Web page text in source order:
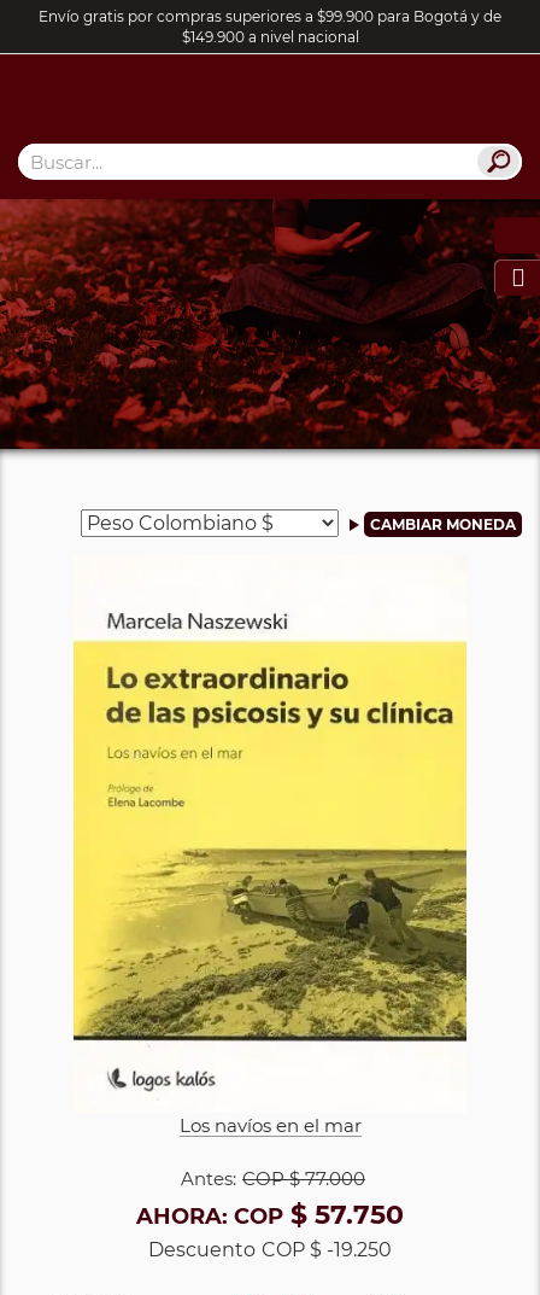
Envío gratis por compras superiores a $99.900 para Bogotá y de
$149.900 a nivel nacional

Los navíos en el mar
Antes: COP$ 77.000
AHORA: COP $ 57.750
Descuento COP $ -19.250